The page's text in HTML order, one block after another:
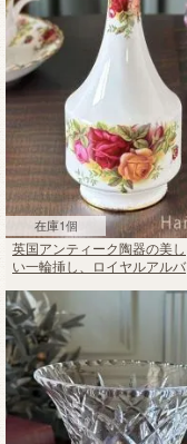
在庫1個
英国アンティーク陶器の美し
い一輪挿し、ロイヤルアルバ
ーズ